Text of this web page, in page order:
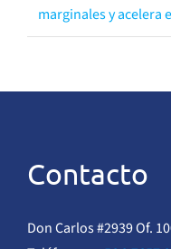
marginales y acelera
Contacto
Don Carlos #2939 Of.